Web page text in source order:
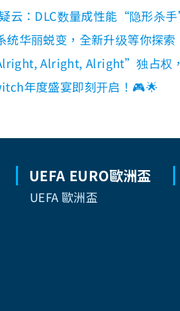
云：DLC数量成性能“隐形杀
统华丽蜕变，全新升级等你探索
Alright, Alright”独占权，
年度盛宴即刻开启！🎮🌟
UEFA EURO歐洲盃
UEFA 歐洲盃